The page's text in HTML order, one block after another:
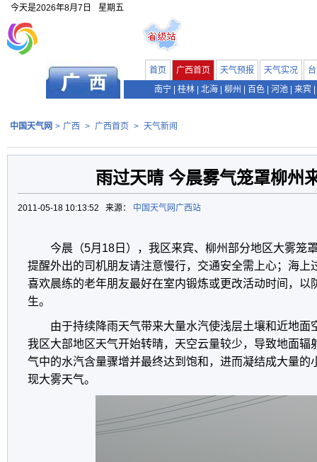
今天是2026年8月7日 星期五
首页 广西首页 天气预报 天气实况
南宁
桂林 北海 柳州 百色 河池 来宾
中国天气网 > 广西 > 广西首页 > 天气新闻
雨过天晴 今晨雾气笼罩柳州
2011-05-18 10:13:52 来源： 中国天气网广西站
今晨（5月18日），我区来宾、柳州部分地区大雾笼
提醒外出的司机朋友请注意慢行，交通安全需上心；海上
喜欢晨练的老年朋友最好在室内锻炼或更改活动时间，以
生。
由于持续降雨天气带来大量水汽使浅层土壤和近地面
我区大部地区天气开始转晴，天空云量较少，导致地面辐
气中的水汽含量骤增并最终达到饱和，进而凝结成大量的
现大雾天气。